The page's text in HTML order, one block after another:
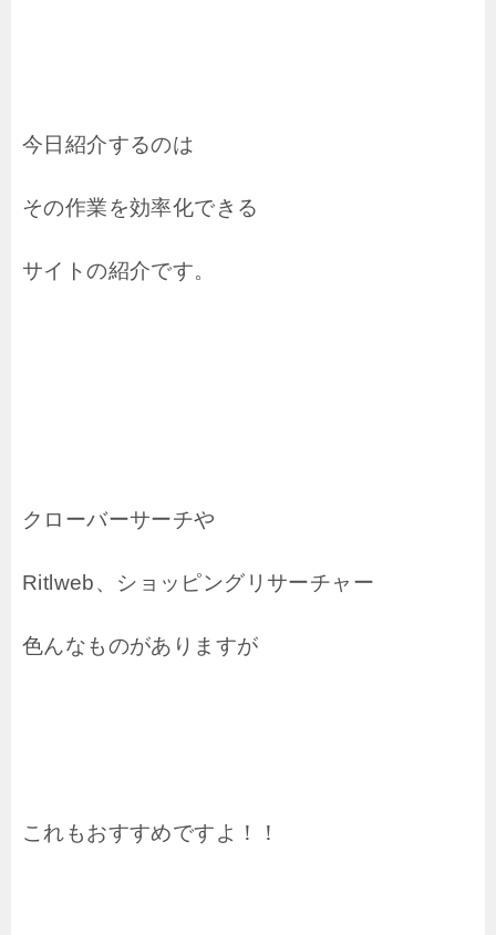
今日紹介するのは
その作業を効率化できる
サイトの紹介です。
クローバーサーチや
Ritlweb、ショッピングリサーチャー
色んなものがありますが
これもおすすめですよ！！